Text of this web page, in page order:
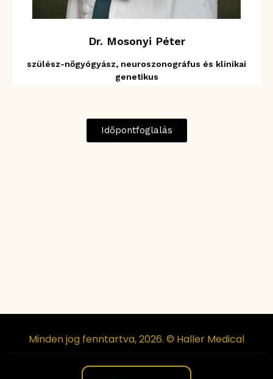
Dr. Mosonyi Péter
szülész-nőgyógyász, neuroszonográfus és klinikai
genetikus
Időpontfoglalás
Minden jog fenntartva, 2026. © Haller Medical